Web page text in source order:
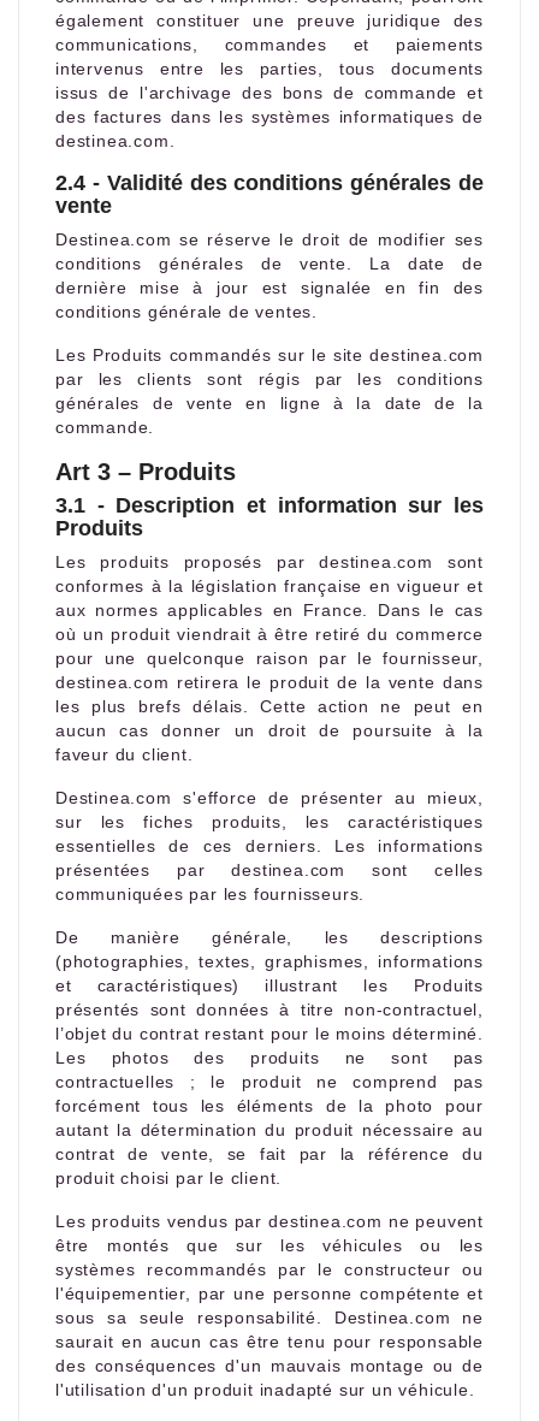
également constituer une preuve juridique des
communications, commandes et paiements
intervenus entre les parties, tous documents
issus de l'archivage des bons de commande et
des factures dans les systèmes informatiques de
destinea.com.
2.4 - Validité des conditions générales de
vente
Destinea.com se réserve le droit de modifier ses
conditions générales de vente. La date de
dernière mise à jour est signalée en fin des
conditions générale de ventes.
Les Produits commandés sur le site destinea.com
par les clients sont régis par les conditions
générales de vente en ligne à la date de la
commande.
Art 3 – Produits
3.1 - Description et information sur les
Produits
Les produits proposés par destinea.com sont
conformes à la législation française en vigueur et
aux normes applicables en France. Dans le cas
où un produit viendrait à être retiré du commerce
pour une quelconque raison par le fournisseur,
destinea.com retirera le produit de la vente dans
les plus brefs délais. Cette action ne peut en
aucun cas donner un droit de poursuite à la
faveur du client.
Destinea.com s'efforce de présenter au mieux,
sur les fiches produits, les caractéristiques
essentielles de ces derniers. Les informations
présentées par destinea.com sont celles
communiquées par les fournisseurs.
De manière générale, les descriptions
(photographies, textes, graphismes, informations
et caractéristiques) illustrant les Produits
présentés sont données à titre non-contractuel,
l’objet du contrat restant pour le moins déterminé.
Les photos des produits ne sont pas
contractuelles ; le produit ne comprend pas
forcément tous les éléments de la photo pour
autant la détermination du produit nécessaire au
contrat de vente, se fait par la référence du
produit choisi par le client.
Les produits vendus par destinea.com ne peuvent
être montés que sur les véhicules ou les
systèmes recommandés par le constructeur ou
l'équipementier, par une personne compétente et
sous sa seule responsabilité. Destinea.com ne
saurait en aucun cas être tenu pour responsable
des conséquences d'un mauvais montage ou de
l'utilisation d'un produit inadapté sur un véhicule.